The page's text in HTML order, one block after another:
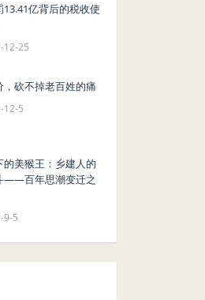
13.41亿背后的税收使
12-25
，砍不掉老百姓的痛
12-5
的美猴王：乡建人的
——百年思潮变迁之
9-5